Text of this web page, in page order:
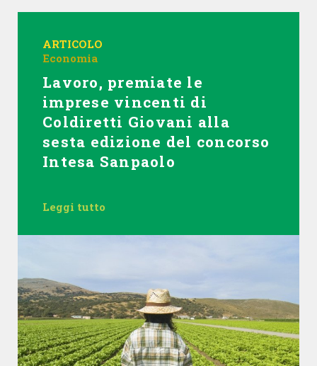
ARTICOLO
Economia
Lavoro, premiate le
imprese vincenti di
Coldiretti Giovani alla
sesta edizione del concorso
Intesa Sanpaolo
Leggi tutto